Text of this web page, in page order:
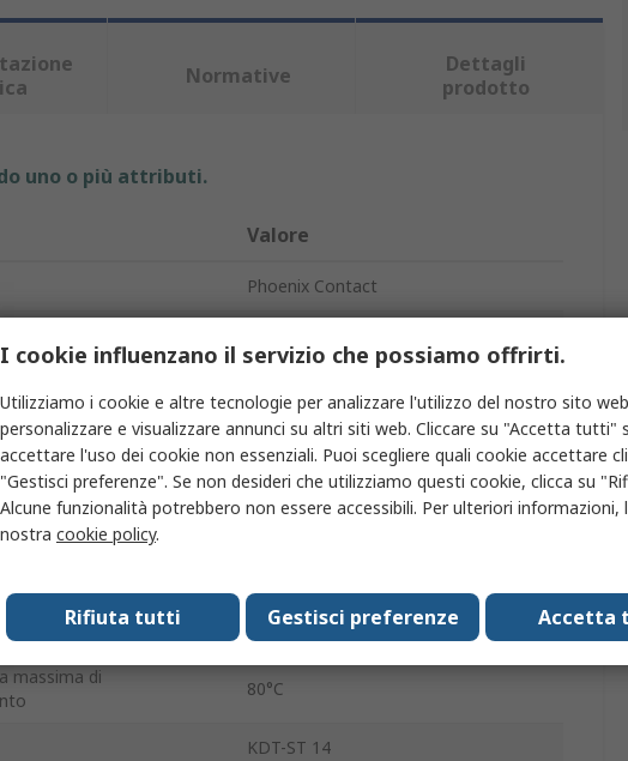
Normative
Dettagli
prodotto
uno o più attributi.
Valore
Phoenix Contact
14mm
Nero
area pericolosa
operativa -20°C
massima di
80°C
KDT-ST 14
I cookie influenzano il servizio che possiamo offrirti.
Utilizziamo i cookie e altre tecnologie per analizzare l'utilizzo del nostro sito
personalizzare e visualizzare annunci su altri siti web. Cliccare su "Accetta tutti"
accettare l'uso dei cookie non essenziali. Puoi scegliere quali cookie accettare
"Gestisci preferenze". Se non desideri che utilizziamo questi cookie, clicca su
Alcune funzionalità potrebbero non essere accessibili. Per ulteriori informazioni,
nostra cookie policy.
Accetta
Gestisci preferenze
Rifiuta tutti